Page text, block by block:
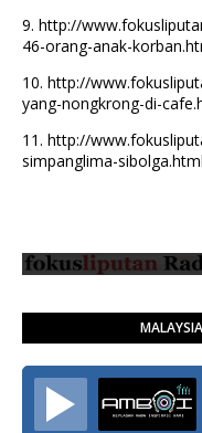
9. http://
46-orang-anak-
10. http://
yang-nongkrong-di-
11. http://
simpanglima-sibolga.html